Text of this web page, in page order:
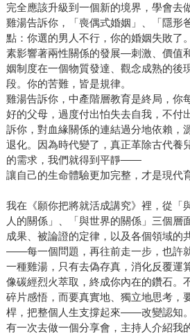
完全應該升級到一個新的境界，學會去
雞湯告訴你，「喪偶式婚姻」、「隱形
點：你選的男人不行，你的婚姻失敗了
素影響著兩性關係的發展—刺激、價值
姻制度在一個物質發達、觀念成熟的後
段。你的苦難，皆是規律。
雞湯告訴你，中產階層教育是終局，你
好的父母，過度付出怕失去自我，不付
訴你，對血緣關係的連結過分地依賴，
退化。因為時代變了，真正革除古代養
的需求，我們就得到平靜——
讓自己的生命體驗更加完整，才是現代
我在《願你把將就活成講究》裡，從「
人的關係」、「與世界的關係」三個層
成果、被論證的定律，以及各個領域的
——每一個問題，再往前走一步，也許
一種雞湯，只有去偽存真，消化反覆運
像碳經烈火萃取，終成你內在的鑽石。
碎片感悟，而要真實地、獨立地思考，
桿，把整個人生支撐起來——改變認知。
有一次去做一個分享會，主持人介紹我